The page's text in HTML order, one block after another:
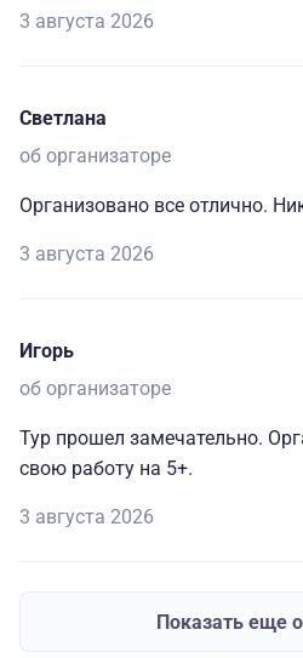
3 августа 2026
Светлана
об организаторе
Организовано все отлично.
3 августа 2026
Игорь
об организаторе
Тур прошел замечательно.
свою работу на 5+.
3 августа 2026
Показать еще